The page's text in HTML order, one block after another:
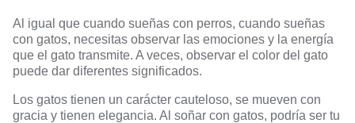
Al igual que cuando sueñas con perros, cuando sueñas
con gatos, necesitas observar las emociones y la energía
que el gato transmite. A veces, observar el color del gato
puede dar diferentes significados.
Los gatos tienen un carácter cauteloso, se mueven con
gracia y tienen elegancia. Al soñar con gatos, podría ser tu